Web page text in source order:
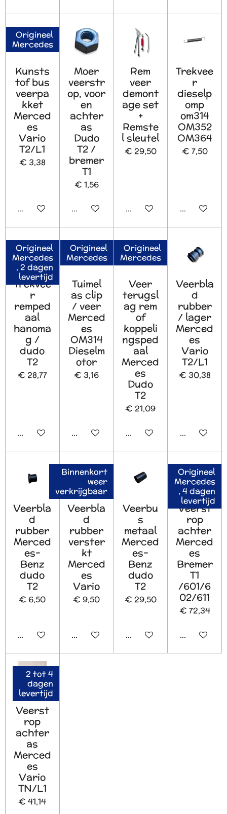
Origineel
Mercedes
Kunsts
tof bus
veerpa
kket
Merced
es
Vario
T2/L1
€ 3,38
In winkelwagen
Moer
veerstr
op, voor
en
achter
as
Dudo
T2 /
bremer
T1
€ 1,56
In winkelwagen
Rem
veer
demont
age set
+
Remste
l sleutel
€ 29,50
In winkelwagen
Trekvee
r
dieselp
omp
om314
OM352
OM364
€ 7,50
In
Origineel
Mercedes
, 2 dagen
levertijd
Trekvee
r
remped
aal
hanoma
g /
dudo
T2
€ 28,77
In winkelwagen
Origineel
Mercedes
Tuimel
as clip
/ veer
Merced
es
OM314
Dieselm
otor
€ 3,16
In winkelwagen
Origineel
Mercedes
Veer
terugsl
ag rem
of
koppeli
ngsped
aal
Merced
es
Dudo
T2
€ 21,09
In winkelwagen
Veerbla
d
rubber
/ lager
Merced
es
Vario
T2/L1
€ 30,38
In
Veerbla
d
rubber
Merced
es-
Benz
dudo
T2
€ 6,50
In winkelwagen
Binnenkort
weer
verkrijgbaar
Veerbla
d
rubber
verster
kt
Merced
es
Vario
€ 9,50
In winkelwagen
Veerbu
s
metaal
Merced
es-
Benz
dudo
T2
€ 29,50
In winkelwagen
Origineel
Mercedes
, 4 dagen
levertijd
Veerst
rop
achter
Merced
es
Bremer
T1
/601/6
02/611
€ 72,34
In
2 tot 4
dagen
levertijd
Veerst
rop
achter
as
Merced
es
Vario
TN/L1
€ 41,14